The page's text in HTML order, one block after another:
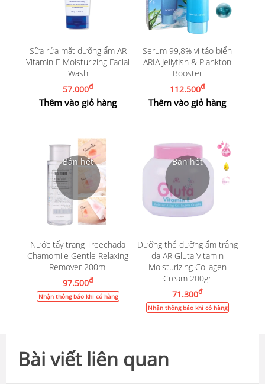
Sữa rửa mặt dưỡng ẩm AR
Vitamin E Moisturizing Facial
Wash
57.000đ
Thêm vào giỏ hàng
Serum 99,8% vi tảo biển
ARIA Jellyfish & Plankton
Booster
112.500đ
Thêm vào giỏ hàng
Nước tẩy trang Treechada
Chamomile Gentle Relaxing
Remover 200ml
97.500đ
Nhận thông báo khi có hàng
Dưỡng thể dưỡng ẩm trắng
da AR Gluta Vitamin
Moisturizing Collagen
Cream 200gr
71.300đ
Nhận thông báo khi có hàng
Bài viết liên quan